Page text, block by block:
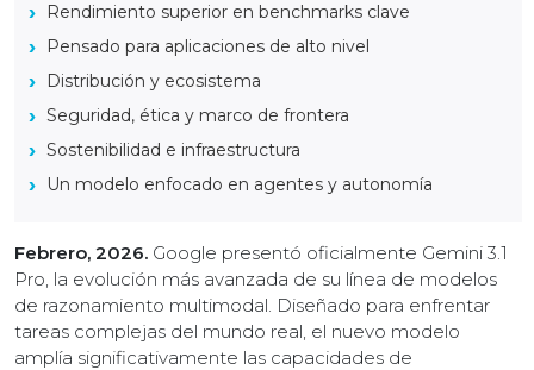
Rendimiento superior en benchmarks clave
Pensado para aplicaciones de alto nivel
Distribución y ecosistema
Seguridad, ética y marco de frontera
Sostenibilidad e infraestructura
Un modelo enfocado en agentes y autonomía
Febrero, 2026. Google presentó oficialmente Gemini 3.1
Pro, la evolución más avanzada de su línea de modelos
de razonamiento multimodal. Diseñado para enfrentar
tareas complejas del mundo real, el nuevo modelo
amplía significativamente las capacidades de